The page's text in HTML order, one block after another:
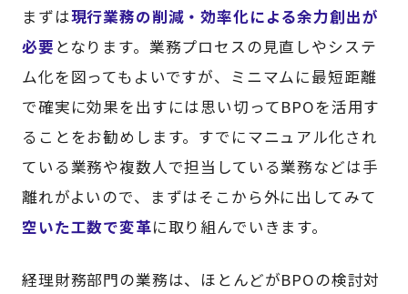
まずは現行業務の削減・効率化による余力創出が
必要 となります。業務プロセスの見直しやシステ
ム化を図ってもよいですが、ミニマムに最短距離
で確実に効果を出すには思い切ってBPOを活用す
ることをお勧めします。すでにマニュアル化され
ている業務や複数人で担当している業務などは手
離れがよいので、まずはそこから外に出してみて
空いた工数で変革に取り組んでいきます。
経理財務部門の業務は、ほとんどがBPOの検討対